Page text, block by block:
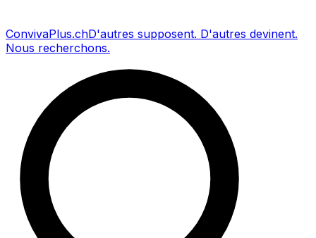
ConvivaPlus.chD'autres supposent. D'autres devinent.
Nous recherchons.